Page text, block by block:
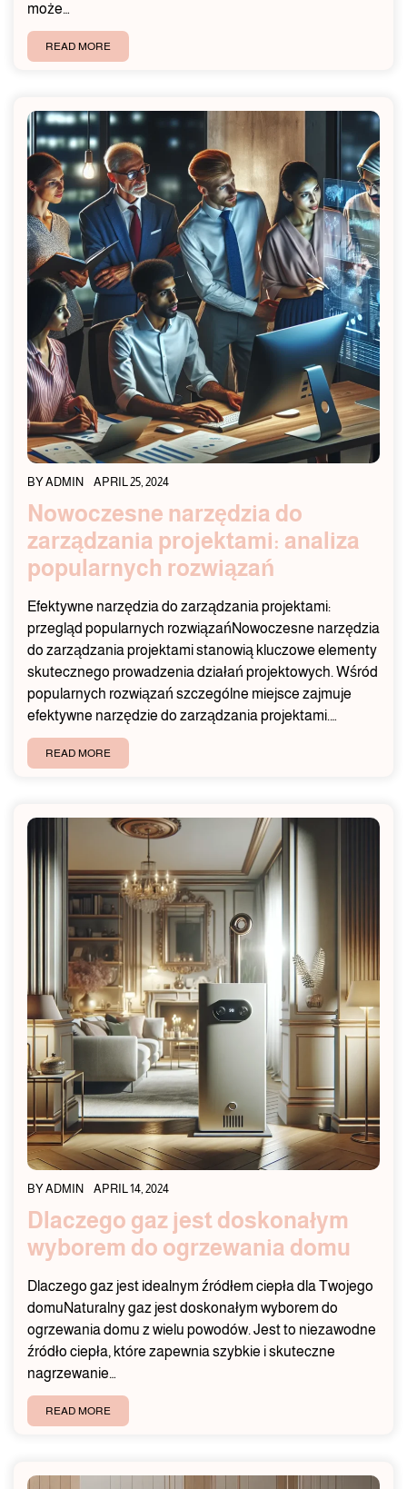
może…
READ MORE
BYADMIN APRIL 25, 2024
Nowoczesne narzędzia do
zarządzania projektami: analiza
popularnych rozwiązań
Efektywne narzędzia do zarządzania projektami:
przegląd popularnych rozwiązańNowoczesne narzędzia
do zarządzania projektami stanowią kluczowe elementy
skutecznego prowadzenia działań projektowych. Wśród
popularnych rozwiązań szczególne miejsce zajmuje
efektywne narzędzie do zarządzania projektami.…
READ MORE
BYADMIN APRIL 14, 2024
Dlaczego gaz jest doskonałym
wyborem do ogrzewania domu
Dlaczego gaz jest idealnym źródłem ciepła dla Twojego
domuNaturalny gaz jest doskonałym wyborem do
ogrzewania domu z wielu powodów. Jest to niezawodne
źródło ciepła, które zapewnia szybkie i skuteczne
nagrzewanie…
READ MORE